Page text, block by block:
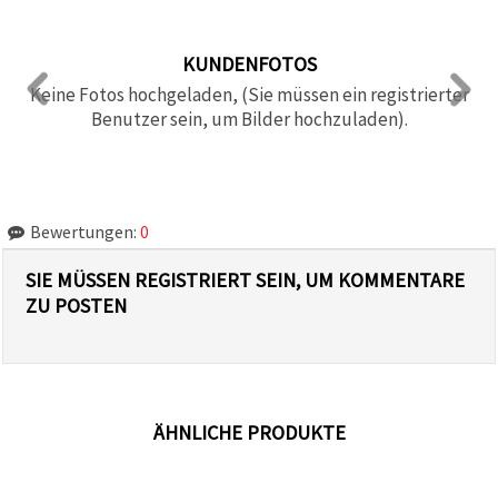
KUNDENFOTOS
Keine Fotos hochgeladen, (Sie müssen ein registrierter
Benutzer sein, um Bilder hochzuladen).
Bewertungen: 0
SIE MÜSSEN REGISTRIERT SEIN, UM KOMMENTARE
ZU POSTEN
ÄHNLICHE PRODUKTE